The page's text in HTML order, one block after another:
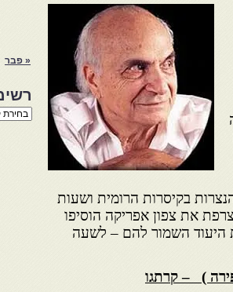
בקיסרות הרומית ושעות
את צפון אפריקה הוסיפו
היעוד השמור להם – לשעה
« פבר
רשימת